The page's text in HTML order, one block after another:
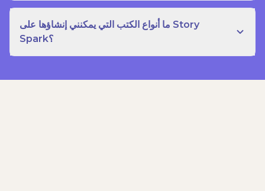
ما أنواع الكتب التي يمكنني إنشاؤها على Story
Spark؟